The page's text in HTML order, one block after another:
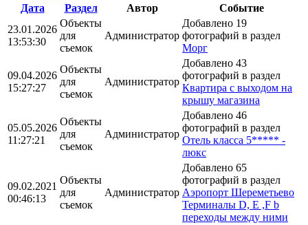
Дата
Раздел Автор
Событие
23.01.2026
13:53:30
Объекты
для
съемок
Администратор
Добавлено 19
фотографий в раздел
Морг
09.04.2026
15:27:27
Объекты
для
съемок
Администратор
Добавлено 43
фотографий в раздел
Квартира с выходом на
крышу магазина
05.05.2026
11:27:21
Объекты
для
съемок
Администратор
Добавлено 46
фотографий в раздел
Отель класса 5***** -
люкс
09.02.2021
00:46:13
Объекты
для
съемок
Администратор
Добавлено 65
фотографий в раздел
Аэропорт Шереметьево
Терминалы D, E ,F b
переходы между ними